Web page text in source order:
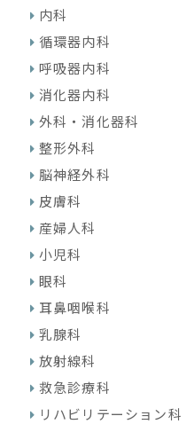
内科
循環器内科
呼吸器内科
消化器内科
外科・消化器科
整形外科
脳神経外科
皮膚科
産婦人科
小児科
眼科
耳鼻咽喉科
乳腺科
放射線科
救急診療科
リハビリテーション科